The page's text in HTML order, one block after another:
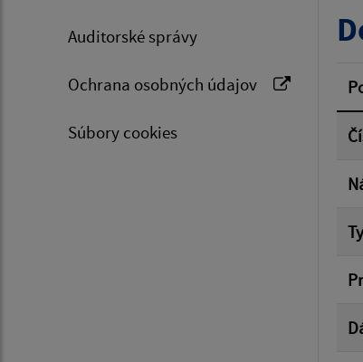
Auditorské správy
Ochrana osobných údajov
Súbory cookies